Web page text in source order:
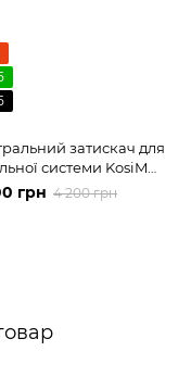
затискач для
системи KosiM
3
грн 4 200 грн